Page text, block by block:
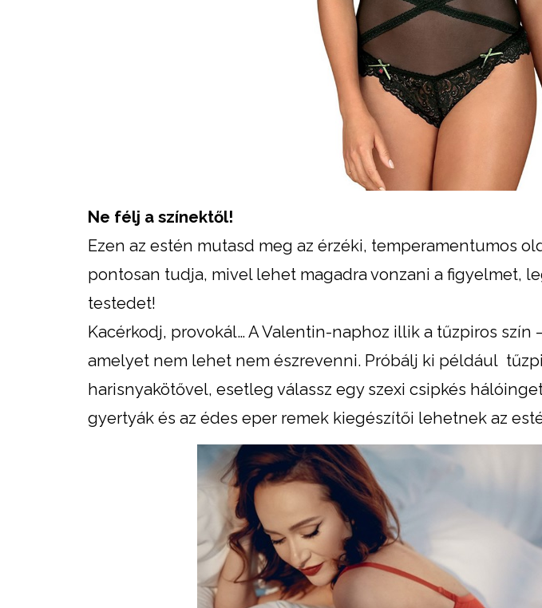
Ne félj a színektől!
Ezen az estén mutasd meg az érzéki, temperamentumos
pontosan tudja, mivel lehet magadra vonzani a figyelmet,
testedet!
Kacérkodj, provokál… A Valentin-naphoz illik a tűzpiros szín
amelyet nem lehet nem észrevenni. Próbálj ki például
harisnyakötővel, esetleg válassz egy szexi csipkés
gyertyák és az édes eper remek kiegészítői lehetnek az